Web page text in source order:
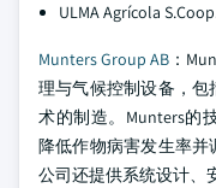
ULMA Agrícola
Munters Group AB ：
理与气候控制设备，
术的制造。Munters的
降低作物病害发生率并
公司还提供系统设计、